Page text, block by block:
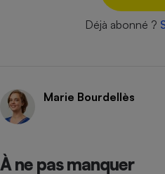
Déjà abonné ?
Marie Bourdellès
À ne pas manquer